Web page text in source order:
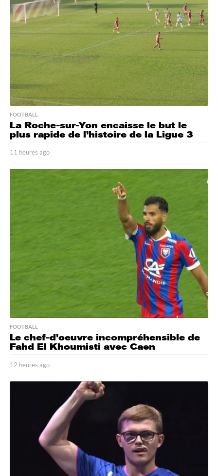
e
s
FOOTBALL
La Roche-sur-Yon encaisse le but le
plus rapide de l’histoire de la Ligue 3
11 heures ago
h
FOOTBALL
Le chef-d’oeuvre incompréhensible de
Fahd El Khoumisti avec Caen
12 heures ago
h
e
s
a
g
o